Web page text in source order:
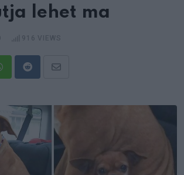
lehet ma
RedditShare
Email